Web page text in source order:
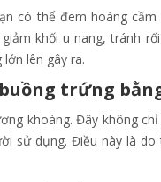
có thể đem hoàng
khối u nang, tránh
lên gây ra.
trứng
khoàng. Đây không
sử dụng. Điều này là